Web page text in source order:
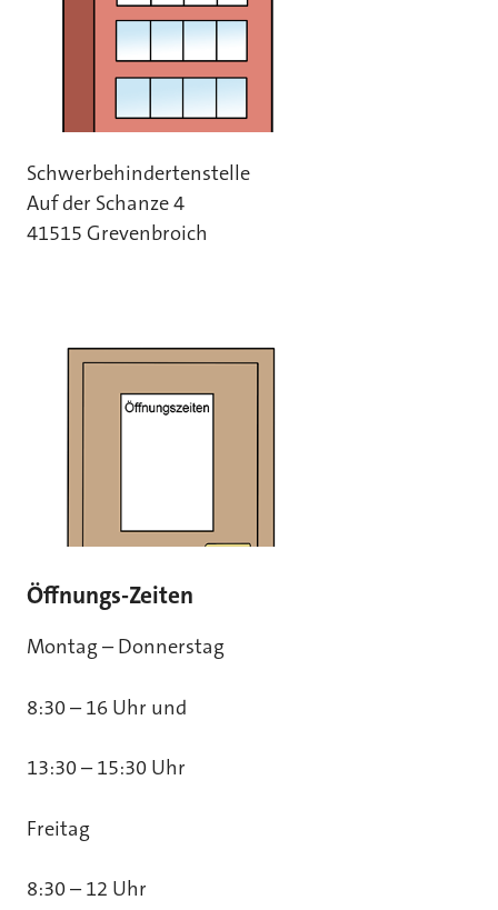
Schwerbehindertenstelle
Auf der Schanze 4
41515 Grevenbroich
Öffnungs-Zeiten
Montag – Donnerstag
8:30 – 16 Uhr und
13:30 – 15:30 Uhr
Freitag
8:30 – 12 Uhr